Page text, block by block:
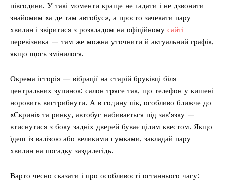
півгодини. У такі моменти краще не гадати і не дзвонити
знайомим «а де там автобус», а просто зачекати пару
хвилин і звіритися з розкладом на офіційному сайті
перевізника — там же можна уточнити й актуальний графік,
якщо щось змінилося.
Окрема історія — вібрації на старій бруківці біля
центральних зупинок: салон трясе так, що телефон у кишені
норовить вистрибнути. А в годину пік, особливо ближче до
«Скрині» та ринку, автобус набивається під зав’язку —
втиснутися з боку задніх дверей буває цілим квестом. Якщо
їдеш із валізою або великими сумками, закладай пару
хвилин на посадку заздалегідь.
Варто чесно сказати і про особливості останнього часу: